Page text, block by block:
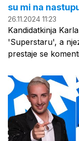
su mi na
26.11.2024 11:23
Kandidatkinja
'Superstaru', a
prestaje se